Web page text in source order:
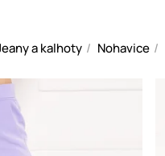
a kalhoty Nohavice